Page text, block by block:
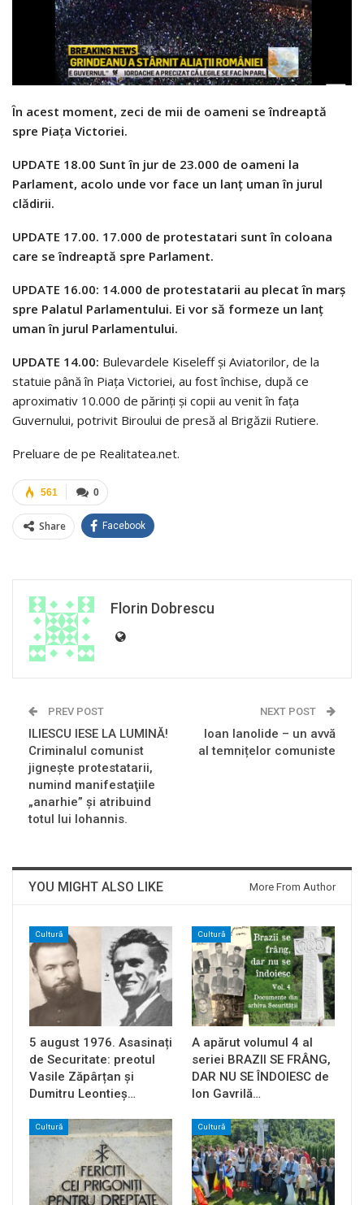
În acest moment, zeci de mii de oameni se îndreaptă
spre Piaţa Victoriei.
UPDATE 18.00 Sunt în jur de 23.000 de oameni la
Parlament, acolo unde vor face un lanţ uman în jurul
clădirii.
UPDATE 17.00. 17.000 de protestatari sunt în coloana
care se îndreaptă spre Parlament.
UPDATE 16.00: 14.000 de protestatarii au plecat în marş
spre Palatul Parlamentului. Ei vor să formeze un lanţ
uman în jurul Parlamentului.
UPDATE 14.00: Bulevardele Kiseleff și Aviatorilor, de la
statuie până în Piața Victoriei, au fost închise, după ce
aproximativ 10.000 de părinți și copii au venit în fața
Guvernului, potrivit Biroului de presă al Brigăzii Rutiere.
Preluare de pe Realitatea.net.
0
561
Share Facebook
Florin Dobrescu
PREV POST
ILIESCU IESE LA LUMINĂ!
Criminalul comunist
jigneşte protestatarii,
numind manifestaţiile
„anarhie” şi atribuind
totul lui Iohannis.
NEXT POST
Ioan Ianolide – un avvă
al temnițelor comuniste
YOU MIGHT ALSO LIKE More From Author
Cultură
5 august 1976. Asasinați
de Securitate: preotul
Vasile Zăpârțan și
Dumitru Leontieș…
Cultură
A apărut volumul 4 al
seriei BRAZII SE FRÂNG,
DAR NU SE ÎNDOIESC de
Ion Gavrilă…
Cultură Cultură